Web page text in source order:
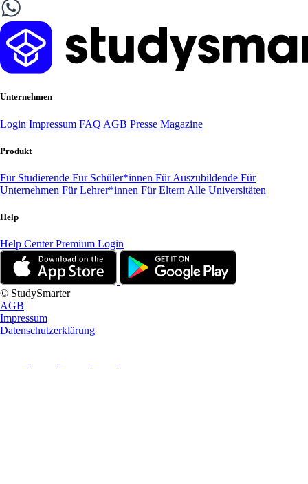
Unternehmen
Login Impressum FAQ AGB Presse Magazine
Produkt
Für Studierende Für Schüler*innen Für Auszubildende Für
Unternehmen Für Lehrer*innen Für Eltern Alle Universitäten
Help
Help CenterPremium Login
© StudySmarter
AGB
Impressum
Datenschutzerklärung